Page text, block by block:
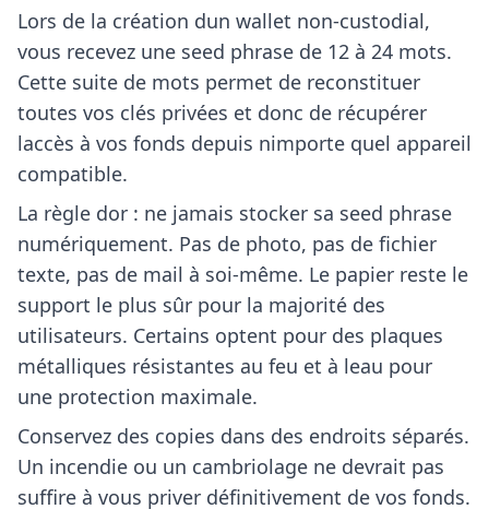
Lors de la création dun wallet non-custodial,
vous recevez une seed phrase de 12 à 24 mots.
Cette suite de mots permet de reconstituer
toutes vos clés privées et donc de récupérer
laccès à vos fonds depuis nimporte quel appareil
compatible.
La règle dor : ne jamais stocker sa seed phrase
numériquement. Pas de photo, pas de fichier
texte, pas de mail à soi-même. Le papier reste le
support le plus sûr pour la majorité des
utilisateurs. Certains optent pour des plaques
métalliques résistantes au feu et à leau pour
une protection maximale.
Conservez des copies dans des endroits séparés.
Un incendie ou un cambriolage ne devrait pas
suffire à vous priver définitivement de vos fonds.